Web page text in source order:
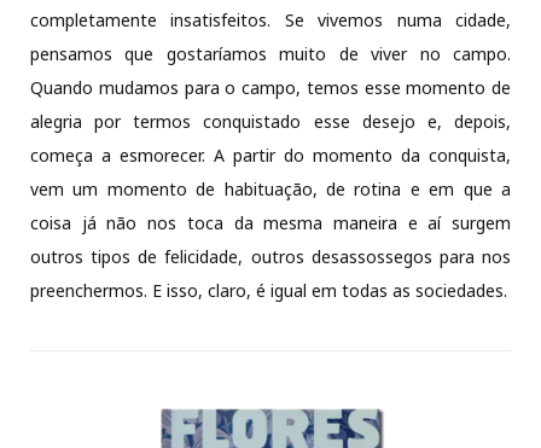
completamente insatisfeitos. Se vivemos numa cidade,
pensamos que gostaríamos muito de viver no campo.
Quando mudamos para o campo, temos esse momento de
alegria por termos conquistado esse desejo e, depois,
começa a esmorecer. A partir do momento da conquista,
vem um momento de habituação, de rotina e em que a
coisa já não nos toca da mesma maneira e aí surgem
outros tipos de felicidade, outros desassossegos para nos
preenchermos. E isso, claro, é igual em todas as sociedades.